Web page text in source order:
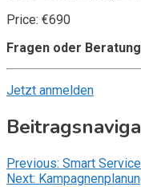
Price: €690
Fragen oder
Jetzt anmelden
Previous: Smart
Next: